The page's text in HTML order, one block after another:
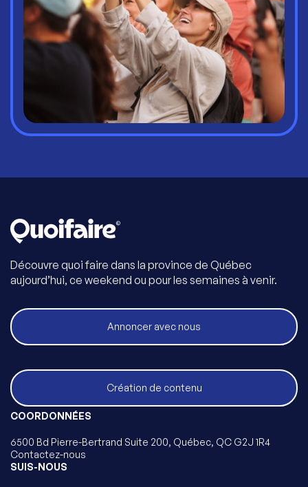
Découvre quoi faire dans la province de Québec
aujourd’hui, ce weekend ou pour les semaines à venir.
Annoncer avec nous
Création de contenu
COORDONNÉES
6500 Bd Pierre-Bertrand Suite 200, Québec, QC G2J 1R4
Contactez-nous
SUIS-NOUS